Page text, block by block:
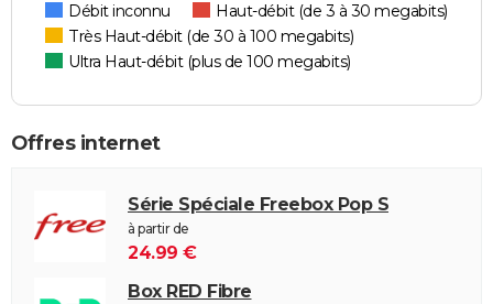
Débit inconnu
Haut-débit (de 3 à 30 megabits)
Très Haut-débit (de 30 à 100 megabits)
Ultra Haut-débit (plus de 100 megabits)
Offres internet
Série Spéciale Freebox Pop S
à partir de
24.99 €
Box RED Fibre